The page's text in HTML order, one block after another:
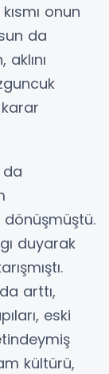
onun
da
da
dönüşmüştü.
duyarak
arttı,
eski
kültürü,